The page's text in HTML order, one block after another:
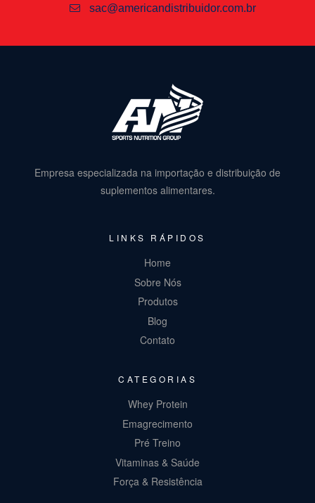
sac@americandistribuidor.com.br
Empresa especializada na importação e distribuição de
suplementos alimentares.
LINKS RÁPIDOS
Home
Sobre Nós
Produtos
Blog
Contato
CATEGORIAS
Whey Protein
Emagrecimento
Pré Treino
Vitaminas & Saúde
Força & Resistência